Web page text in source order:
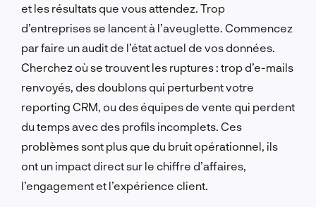
et les résultats que vous attendez. Trop
d’entreprises se lancent à l’aveuglette. Commencez
par faire un audit de l’état actuel de vos données.
Cherchez où se trouvent les ruptures : trop d’e-mails
renvoyés, des doublons qui perturbent votre
reporting CRM, ou des équipes de vente qui perdent
du temps avec des profils incomplets. Ces
problèmes sont plus que du bruit opérationnel, ils
ont un impact direct sur le chiffre d’affaires,
l’engagement et l’expérience client.